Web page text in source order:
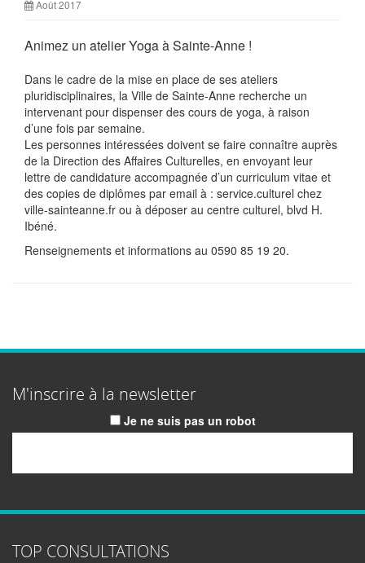
Août 2017
Animez un atelier Yoga à Sainte-Anne !
Dans le cadre de la mise en place de ses ateliers
pluridisciplinaires, la Ville de Sainte-Anne recherche un
intervenant pour dispenser des cours de yoga, à raison
d’une fois par semaine.
Les personnes intéressées doivent se faire connaître auprès
de la Direction des Affaires Culturelles, en envoyant leur
lettre de candidature accompagnée d’un curriculum vitae et
des copies de diplômes par email à : service.culturel chez
ville-sainteanne.fr ou à déposer au centre culturel, blvd H.
Ibéné.
Renseignements et informations au 0590 85 19 20.
M'inscrire à la newsletter
Je ne suis pas un robot
TOP CONSULTATIONS